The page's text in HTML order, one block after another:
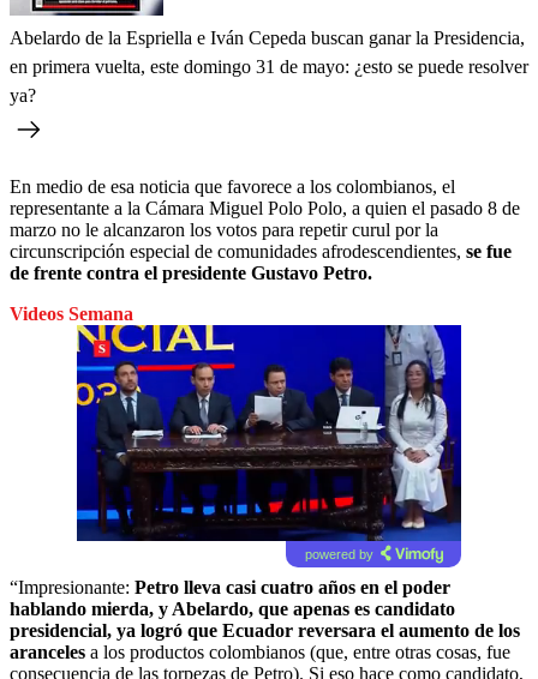
Abelardo de la Espriella e Iván Cepeda buscan ganar la Presidencia,
en primera vuelta, este domingo 31 de mayo: ¿esto se puede resolver
ya?
En medio de esa noticia que favorece a los colombianos, el
representante a la Cámara Miguel Polo Polo, a quien el pasado 8 de
marzo no le alcanzaron los votos para repetir curul por la
circunscripción especial de comunidades afrodescendientes, se fue
de frente contra el presidente Gustavo Petro.
Videos Semana
powered by
“Impresionante: Petro lleva casi cuatro años en el poder
hablando mierda, y Abelardo, que apenas es candidato
presidencial, ya logró que Ecuador reversara el aumento de los
aranceles a los productos colombianos (que, entre otras cosas, fue
consecuencia de las torpezas de Petro). Si eso hace como candidato,